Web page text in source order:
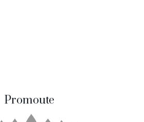
Promoute